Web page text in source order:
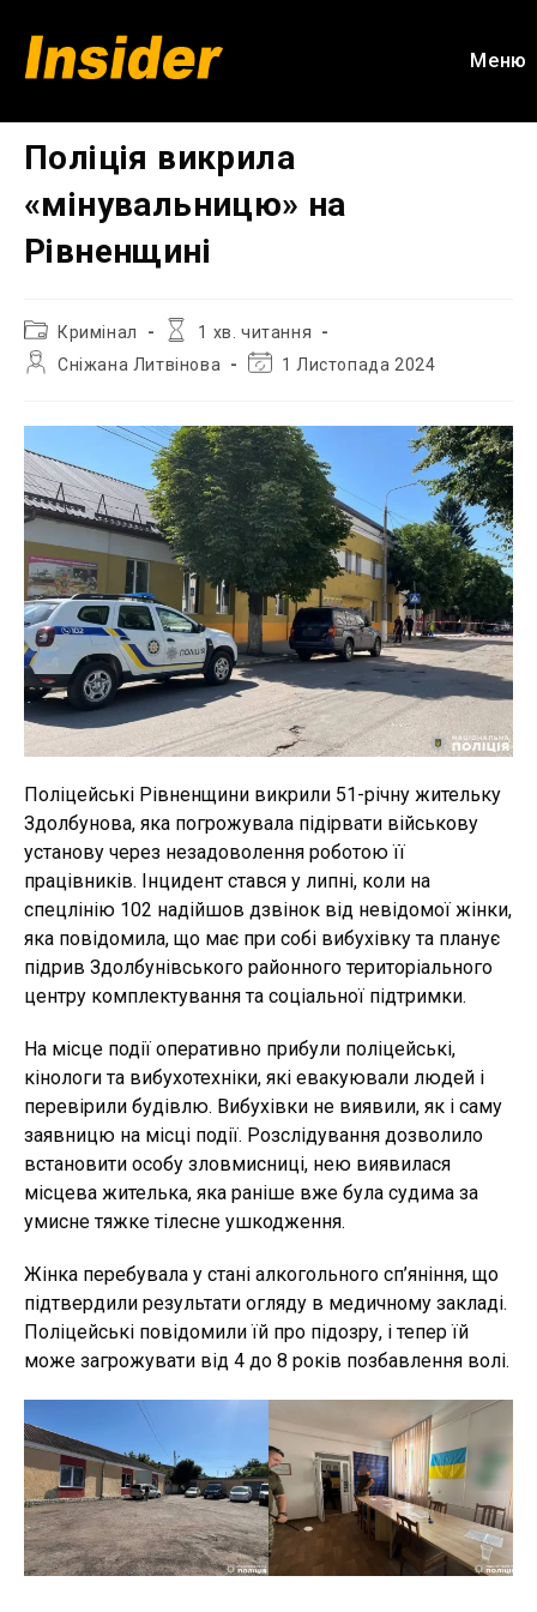
вмісту
Меню
Поліція викрила
«мінувальницю» на
Рівненщині
Категорія
запису:
Кримінал
Час
1 хв. читання
АвторСніжана Литвінова
Остання1 Листопада 2024
Поліцейські Рівненщини викрили 51-річну жительку
Здолбунова, яка погрожувала підірвати військову
установу через незадоволення роботою її
працівників. Інцидент стався у липні, коли на
спецлінію 102 надійшов дзвінок від невідомої жінки,
яка повідомила, що має при собі вибухівку та планує
підрив Здолбунівського районного територіального
центру комплектування та соціальної підтримки.
На місце події оперативно прибули поліцейські,
кінологи та вибухотехніки, які евакуювали людей і
перевірили будівлю. Вибухівки не виявили, як і саму
заявницю на місці події. Розслідування дозволило
встановити особу зловмисниці, нею виявилася
місцева жителька, яка раніше вже була судима за
умисне тяжке тілесне ушкодження.
Жінка перебувала у стані алкогольного сп’яніння, що
підтвердили результати огляду в медичному закладі.
Поліцейські повідомили їй про підозру, і тепер їй
може загрожувати від 4 до 8 років позбавлення волі.